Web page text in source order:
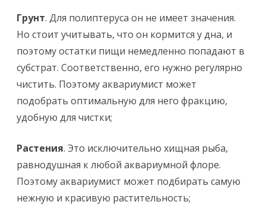
Грунт. Для полиптеруса он не имеет значения.
Но стоит учитывать, что он кормится у дна, и
поэтому остатки пищи немедленно попадают в
субстрат. Соответственно, его нужно регулярно
чистить. Поэтому аквариумист может
подобрать оптимальную для него фракцию,
удобную для чистки;
Растения. Это исключительно хищная рыба,
равнодушная к любой аквариумной флоре.
Поэтому аквариумист может подбирать самую
нежную и красивую растительность;